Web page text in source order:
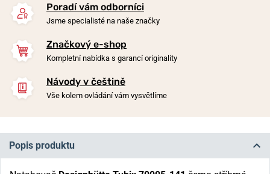
Poradí vám odborníci
Jsme specialisté na naše značky
Značkový e-shop
Kompletní nabídka s garancí originality
Návody v češtině
Vše kolem ovládání vám vysvětlíme
Popis produktu